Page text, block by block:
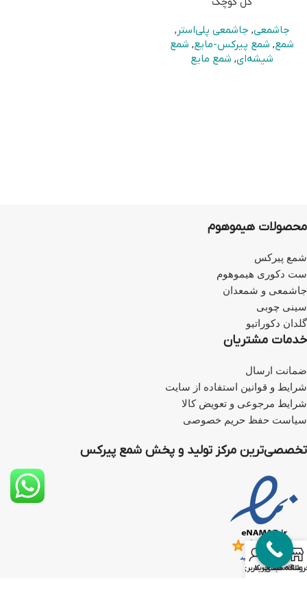
جاشمعی, جاشمعی پلی‌استر ,
شمع, شمع پیرکس-مایع, شمع
شیشه‌ای, شمع مایع
محصولات هیموهوم
شمع پیرکس
ست دکوری هیموهوم
جاشمعی و شمعدان
سینی چوبی
گلدان دکوراتیو
خدمات مشتریان
ضمانت ارسال
شرایط و قوانین استفاده از سایت
شرایط مرجوعی و تعویض کالا
سیاست حفظ حریم خصوصی
تخصصی‌ترین مرکز تولید و پخش شمع پیرکس
علاقه مندی
0
سبد خرید
حساب کاربری من